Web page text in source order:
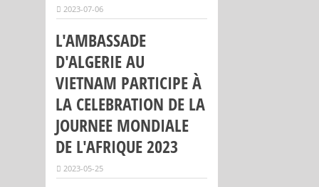
2023-07-06
L'AMBASSADE
D'ALGERIE AU
VIETNAM PARTICIPE À
LA CELEBRATION DE LA
JOURNEE MONDIALE
DE L'AFRIQUE 2023
2023-05-25